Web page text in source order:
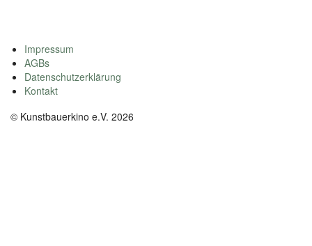
Impressum
AGBs
Datenschutzerklärung
Kontakt
© Kunstbauerkino e.V. 2026